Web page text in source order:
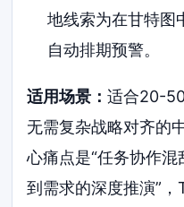
地线索为在甘特图
自动排期预警。
适用场景：适合20-
无需复杂战略对齐的
心痛点是“任务协作混
到需求的深度推演”，